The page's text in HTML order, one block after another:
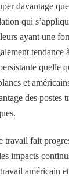
davantage
qui
ayant une
tendance
quelle
et
des postes
travail fait
impacts
américain